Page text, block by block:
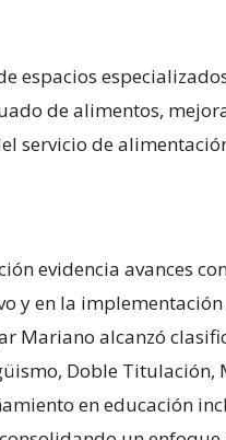
espacios
de alimentos,
servicio de
evidencia avances
y en la
Mariano alcanzó
Doble Titulación,
en educación